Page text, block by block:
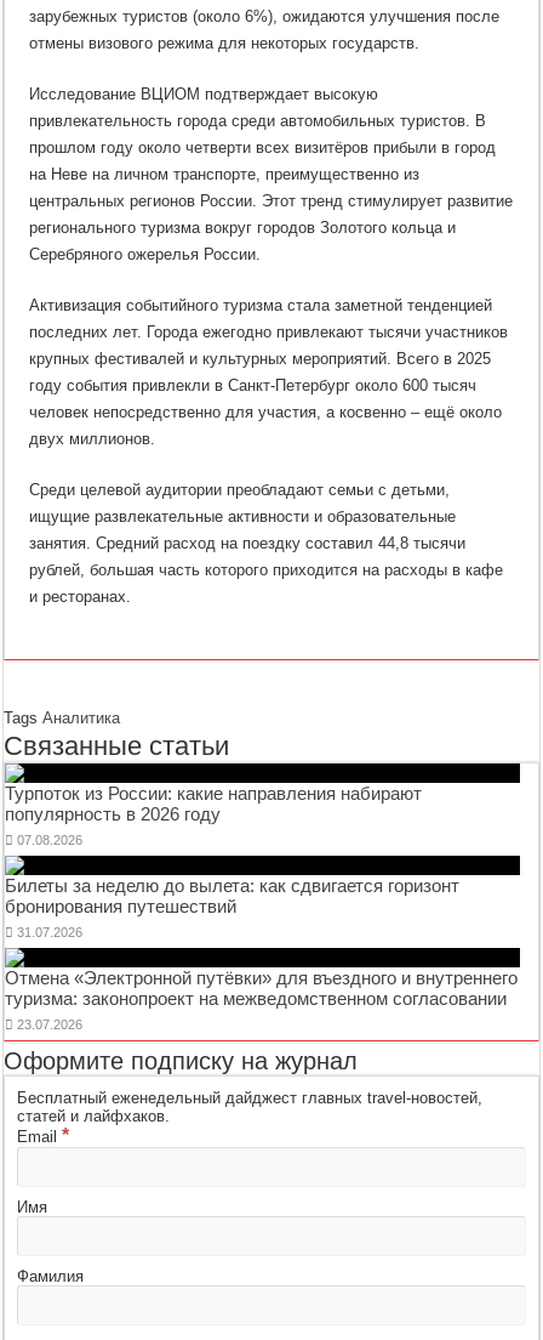
зарубежных туристов (около 6%), ожидаются улучшения после
отмены визового режима для некоторых государств.
Исследование ВЦИОМ подтверждает высокую
привлекательность города среди автомобильных туристов. В
прошлом году около четверти всех визитёров прибыли в город
на Неве на личном транспорте, преимущественно из
центральных регионов России. Этот тренд стимулирует развитие
регионального туризма вокруг городов Золотого кольца и
Серебряного ожерелья России.
Активизация событийного туризма стала заметной тенденцией
последних лет. Города ежегодно привлекают тысячи участников
крупных фестивалей и культурных мероприятий. Всего в 2025
году события привлекли в Санкт-Петербург около 600 тысяч
человек непосредственно для участия, а косвенно – ещё около
двух миллионов.
Среди целевой аудитории преобладают семьи с детьми,
ищущие развлекательные активности и образовательные
занятия. Средний расход на поездку составил 44,8 тысячи
рублей, большая часть которого приходится на расходы в кафе
и ресторанах.
TagsАналитика
Связанные статьи
Турпоток из России: какие направления набирают
популярность в 2026 году
07.08.2026
Билеты за неделю до вылета: как сдвигается горизонт
бронирования путешествий
31.07.2026
Отмена «Электронной путёвки» для въездного и внутреннего
туризма: законопроект на межведомственном согласовании
23.07.2026
Оформите подписку на журнал
Бесплатный еженедельный дайджест главных travel-новостей,
статей и лайфхаков.
Email*
Имя
Фамилия